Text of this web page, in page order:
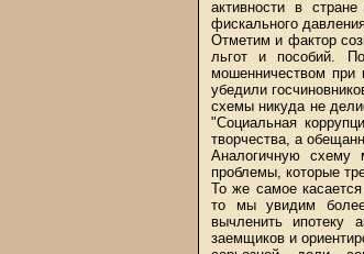
активности в
фискального
Отметим и фактор
льгот и пособий.
мошенничеством при
убедили
схемы никуда не
"Социальная
творчества, а
Аналогичную схему
проблемы, которые
То же самое касается
то мы увидим более
вычленить ипотеку
заемщиков и